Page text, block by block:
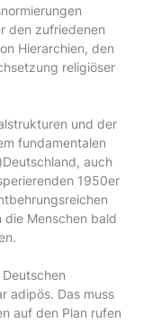
den zufriedenen
Hierarchien, den
religiöser
und der
fundamentalen
auch
1950er
die Menschen bald
adipös. Das muss
auf den Plan rufen